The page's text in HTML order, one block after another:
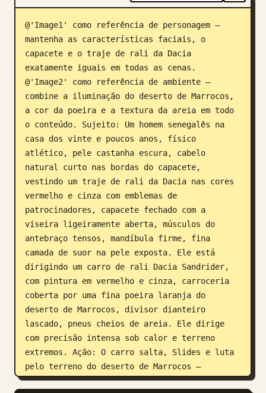
@'Image1' como referência de personagem —
mantenha as características faciais, o
capacete e o traje de rali da Dacia
exatamente iguais em todas as cenas.
@'Image2' como referência de ambiente —
combine a iluminação do deserto de Marrocos,
a cor da poeira e a textura da areia em todo
o conteúdo. Sujeito: Um homem senegalês na
casa dos vinte e poucos anos, físico
atlético, pele castanha escura, cabelo
natural curto nas bordas do capacete,
vestindo um traje de rali da Dacia nas cores
vermelho e cinza com emblemas de
patrocinadores, capacete fechado com a
viseira ligeiramente aberta, músculos do
antebraço tensos, mandíbula firme, fina
camada de suor na pele exposta. Ele está
dirigindo um carro de rali Dacia Sandrider,
com pintura em vermelho e cinza, carroceria
coberta por uma fina poeira laranja do
deserto de Marrocos, divisor dianteiro
lascado, pneus cheios de areia. Ele dirige
com precisão intensa sob calor e terreno
extremos. Ação: O carro salta, Slides e luta
pelo terreno do deserto de Marrocos —
cascalho solto, areia compactada, pista com